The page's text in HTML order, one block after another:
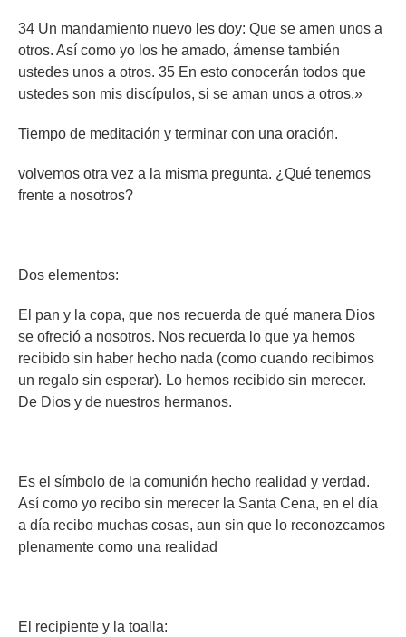
34 Un mandamiento nuevo les doy: Que se amen unos a
otros. Así como yo los he amado, ámense también
ustedes unos a otros. 35 En esto conocerán todos que
ustedes son mis discípulos, si se aman unos a otros.»
Tiempo de meditación y terminar con una oración.
volvemos otra vez a la misma pregunta. ¿Qué tenemos
frente a nosotros?
Dos elementos:
El pan y la copa, que nos recuerda de qué manera Dios
se ofreció a nosotros. Nos recuerda lo que ya hemos
recibido sin haber hecho nada (como cuando recibimos
un regalo sin esperar). Lo hemos recibido sin merecer.
De Dios y de nuestros hermanos.
Es el símbolo de la comunión hecho realidad y verdad.
Así como yo recibo sin merecer la Santa Cena, en el día
a día recibo muchas cosas, aun sin que lo reconozcamos
plenamente como una realidad
El recipiente y la toalla: